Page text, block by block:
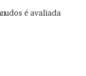
é avaliada